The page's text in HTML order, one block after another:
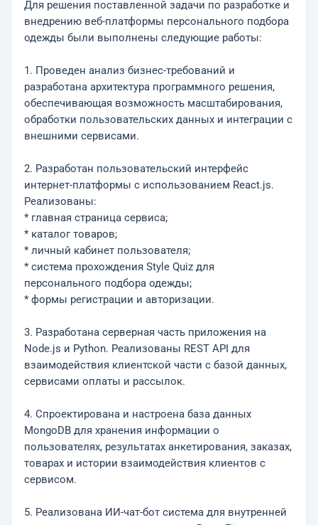
Для решения поставленной задачи по разработке и
внедрению веб-платформы персонального подбора
одежды были выполнены следующие работы:
1. Проведен анализ бизнес-требований и
разработана архитектура программного решения,
обеспечивающая возможность масштабирования,
обработки пользовательских данных и интеграции с
внешними сервисами.
2. Разработан пользовательский интерфейс
интернет-платформы с использованием React.js.
Реализованы:
* главная страница сервиса;
* каталог товаров;
* личный кабинет пользователя;
* система прохождения Style Quiz для
персонального подбора одежды;
* формы регистрации и авторизации.
3. Разработана серверная часть приложения на
Node.js и Python. Реализованы REST API для
взаимодействия клиентской части с базой данных,
сервисами оплаты и рассылок.
4. Спроектирована и настроена база данных
MongoDB для хранения информации о
пользователях, результатах анкетирования, заказах,
товарах и истории взаимодействия клиентов с
сервисом.
5. Реализована ИИ-чат-бот система для внутренней